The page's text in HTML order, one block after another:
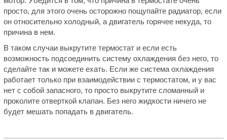
просто, для этого очень осторожно пощупайте радиатор, если
он относительно холодный, а двигатель горячее некуда, то
причина в нем.
В таком случаи выкрутите термостат и если есть
возможность подсоединить систему охлаждения без него, то
сделайте так и можете ехать. Если же система охлаждения
работает только при взаимодействии с термостатом, и у вас
нет с собой запасного, то просто выкрутите сломанный и
проколите отверткой клапан. Без него жидкости ничего не
будет мешать попадать в двигатель.